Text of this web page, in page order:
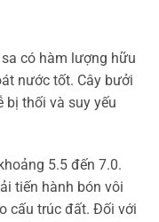
có hàm lượng hữu
nước tốt. Cây bưởi
bị thối và suy yếu
5.5 đến 7.0.
tiến hành bón vôi
cấu trúc đất. Đối với